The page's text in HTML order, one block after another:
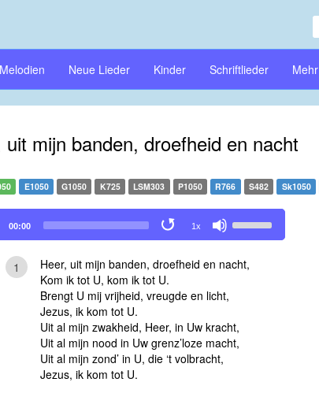
Neue Lieder Kinder Schriftlieder Mehr
uit mijn banden, droefheid en nacht
E1050 G1050 K725 LSM303 P1050 R766 S482 Sk1050
00:00 1x
Up/Down
keys
decrease
volume.
1
Heer, uit mijn banden, droefheid en nacht,
Kom ik tot U, kom ik tot U.
Brengt U mij vrijheid, vreugde en licht,
Jezus, ik kom tot U.
Uit al mijn zwakheid, Heer, in Uw kracht,
Uit al mijn nood in Uw grenz’loze macht,
Uit al mijn zond’ in U, die ‘t volbracht,
Jezus, ik kom tot U.